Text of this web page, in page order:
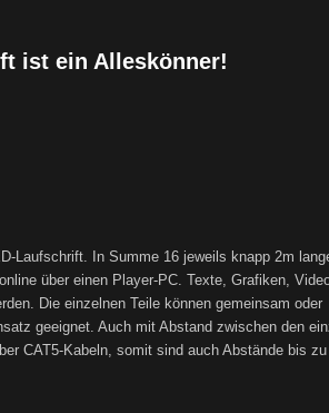
ist ein Alleskönner!
Laufschrift. In Summe 16 jeweils knapp 2m
über einen Player-PC. Texte, Grafiken,
Die einzelnen Teile können gemeinsam oder
geeignet. Auch mit Abstand zwischen den
CAT5-Kabeln, somit sind auch Abstände bis